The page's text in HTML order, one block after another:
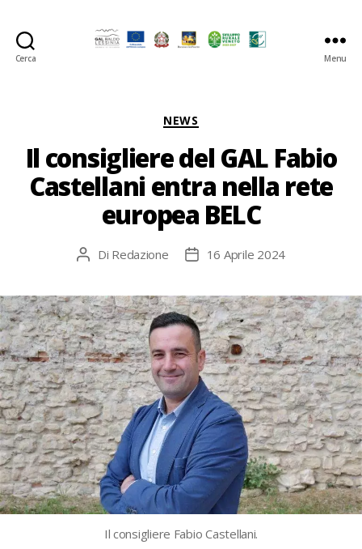
Cerca Menu
Categorie
NEWS
Il consigliere del GAL Fabio
Castellani entra nella rete
europea BELC
Autore
Di Redazione
Data16 Aprile 2024
Il consigliere Fabio Castellani.